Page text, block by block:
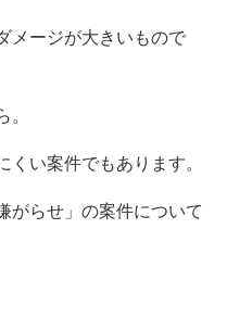
メージが大きいもので
。
くい案件でもあります。
がらせ」の案件について